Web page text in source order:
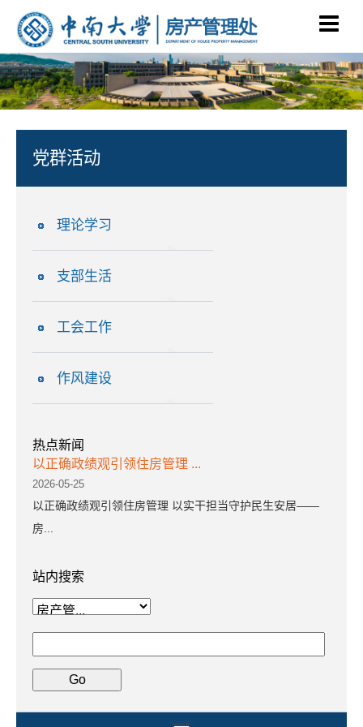
党群活动
理论学习
支部生活
工会工作
作风建设
热点新闻
以正确政绩观引领住房管理 ...
2026-05-25
以正确政绩观引领住房管理 以实干担当守护民生安居——
房...
站内搜索